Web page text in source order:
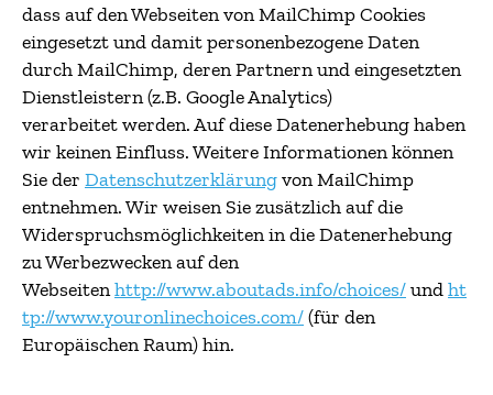
dass auf den Webseiten von MailChimp Cookies
eingesetzt und damit personenbezogene Daten
durch MailChimp, deren Partnern und eingesetzten
Dienstleistern (z.B. Google Analytics)
verarbeitet werden. Auf diese Datenerhebung haben
wir keinen Einfluss. Weitere Informationen können
Sie der Datenschutzerklärungvon MailChimp
entnehmen. Wir weisen Sie zusätzlich auf die
Widerspruchsmöglichkeiten in die Datenerhebung
zu Werbezwecken auf den
Webseitenhttp://www.aboutads.info/choices/undht
tp://www.youronlinechoices.com/(für den
Europäischen Raum) hin.